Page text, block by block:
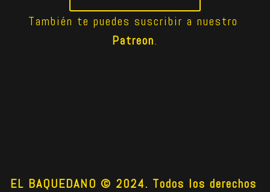
Patreon.
EL BAQUEDANO © 2024. Todos los derechos